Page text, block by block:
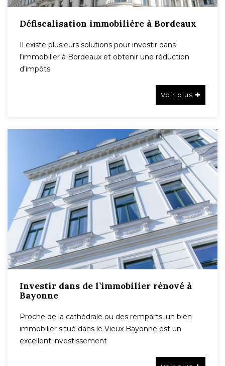
Défiscalisation immobilière à Bordeaux
Il existe plusieurs solutions pour investir dans
l’immobilier à Bordeaux et obtenir une réduction
d’impôts
Voir plus
Investir dans de l’immobilier rénové à
Bayonne
Proche de la cathédrale ou des remparts, un bien
immobilier situé dans le Vieux Bayonne est un
excellent investissement